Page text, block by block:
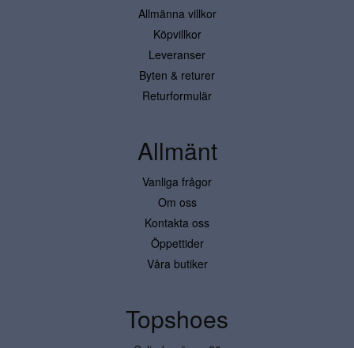
Allmänna villkor
Köpvillkor
Leveranser
Byten & returer
Returformulär
Allmänt
Vanliga frågor
Om oss
Kontakta oss
Öppettider
Våra butiker
Topshoes